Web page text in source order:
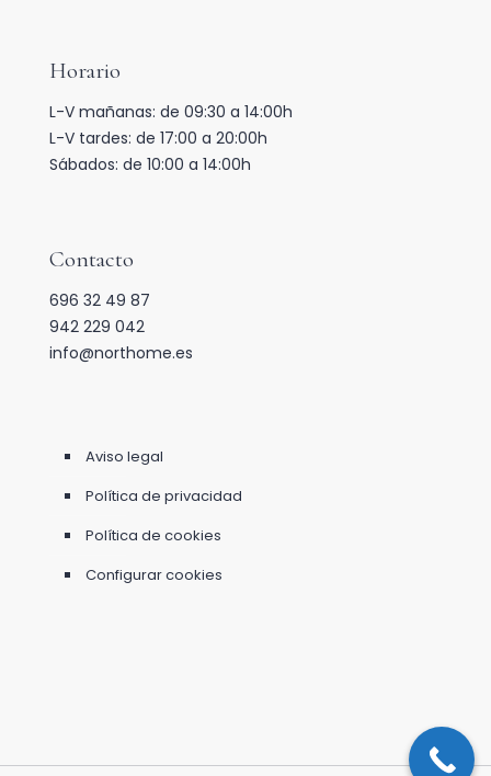
Horario
L-V mañanas: de 09:30 a 14:00h
L-V tardes: de 17:00 a 20:00h
Sábados: de 10:00 a 14:00h
Contacto
696 32 49 87
942 229 042
info@northome.es
Aviso legal
Política de privacidad
Política de cookies
Configurar cookies